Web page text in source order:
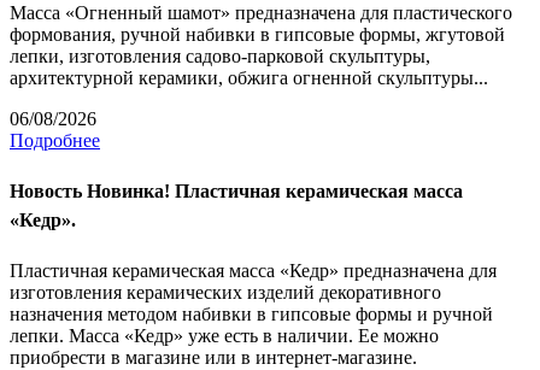
Масса «Огненный шамот» предназначена для пластического
формования, ручной набивки в гипсовые формы, жгутовой
лепки, изготовления садово-парковой скульптуры,
архитектурной керамики, обжига огненной скульптуры...
06/08/2026
Подробнее
Новость Новинка! Пластичная керамическая масса
«Кедр».
Пластичная керамическая масса «Кедр» предназначена для
изготовления керамических изделий декоративного
назначения методом набивки в гипсовые формы и ручной
лепки. Масса «Кедр» уже есть в наличии. Ее можно
приобрести в магазине или в интернет-магазине.